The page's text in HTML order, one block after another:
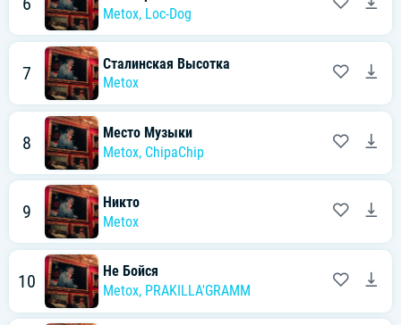
Metox, Loc-Dog
7
Сталинская Высотка
Metox
8
Место Музыки
Metox, ChipaChip
9
Никто
Metox
10
Не Бойся
Metox, PRAKILLA'GRAMM